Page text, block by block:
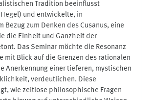
Tradition beeinflusst
und entwickelte, in
Bezug zum Denken des Cusanus, eine
die Einheit und Ganzheit der
Das Seminar möchte die Resonanz
mit Blick auf die Grenzen des rationalen
Anerkennung einer tieferen, mystischen
verdeutlichen. Diese
wie zeitlose philosophische Fragen